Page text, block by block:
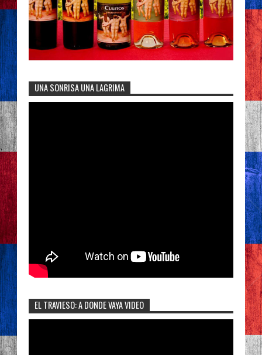
UNA SONRISA UNA LAGRIMA
EL TRAVIESO: A DONDE VAYA VIDEO